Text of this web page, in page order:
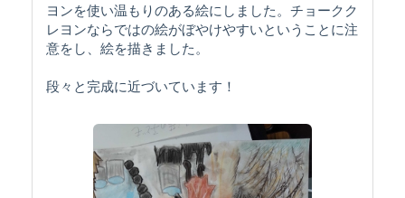
ヨンを使い温もりのある絵にしました。チョークク
レヨンならではの絵がぼやけやすいということに注
意をし、絵を描きました。
段々と完成に近づいています！